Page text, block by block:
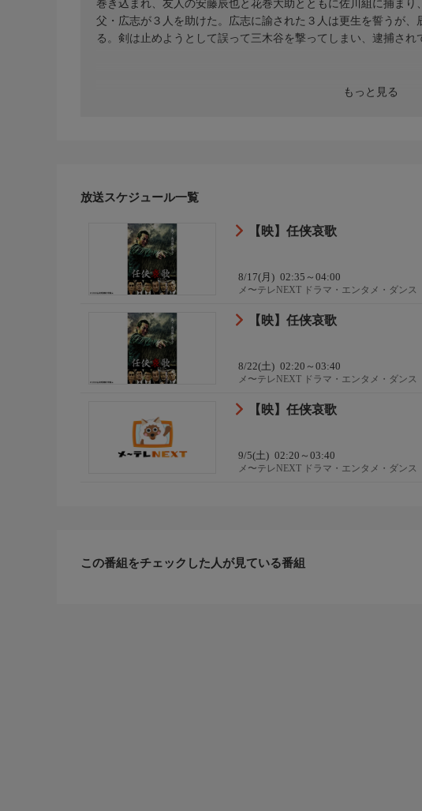
もっと見る
巻き込まれ、友人の安藤辰也と花巻大助とともに佐川組に捕ま
父・広志が３人を助けた。広志に諭された３人は更生を誓うが
る。剣は止めようとして誤って三木谷を撃ってしまい、逮捕され
放送スケジュール一覧
【映】任侠哀歌
8/17(月) 02:35～04:00
メ〜テレNEXT ドラマ・エンタメ・ダンス
【映】任侠哀歌
8/22(土) 02:20～03:40
メ〜テレNEXT ドラマ・エンタメ・ダンス
【映】任侠哀歌
9/5(土) 02:20～03:40
メ〜テレNEXT ドラマ・エンタメ・ダンス
この番組をチェックした人が見ている番組